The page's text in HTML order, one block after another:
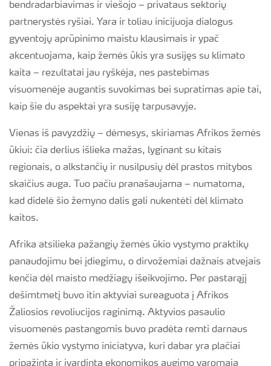
bendradarbiavimas ir viešojo – privataus sektorių
partnerystės ryšiai. Yara ir toliau inicijuoja dialogus
gyventojų aprūpinimo maistu klausimais ir ypač
akcentuojama, kaip žemės ūkis yra susijęs su klimato
kaita – rezultatai jau ryškėja, nes pastebimas
visuomenėje augantis suvokimas bei supratimas apie tai,
kaip šie du aspektai yra susiję tarpusavyje.
Vienas iš pavyzdžių – dėmesys, skiriamas Afrikos žemės
ūkiui: čia derlius išlieka mažas, lyginant su kitais
regionais, o alkstančių ir nusilpusių dėl prastos mitybos
skaičius auga. Tuo pačiu pranašaujama – numatoma,
kad didelė šio žemyno dalis gali nukentėti dėl klimato
kaitos.
Afrika atsilieka pažangių žemės ūkio vystymo praktikų
panaudojimu bei įdiegimu, o dirvožemiai dažnais atvejais
kenčia dėl maisto medžiagų išeikvojimo. Per pastarąjį
dešimtmetį buvo itin aktyviai sureaguota į Afrikos
Žaliosios revoliucijos raginimą. Aktyvios pasaulio
visuomenės pastangomis buvo pradėta remti darnaus
žemės ūkio vystymo iniciatyva, kuri dabar yra plačiai
pripažinta ir įvardinta ekonomikos augimo varomąja